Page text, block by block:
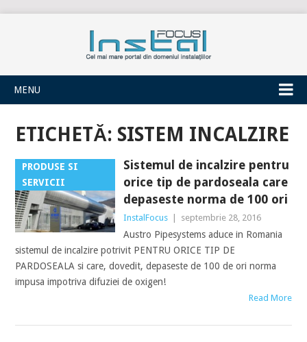
INSTALFOCUS
MENU
ETICHETĂ: SISTEM INCALZIRE
PRODUSE SI
SERVICII
Sistemul de incalzire pentru
orice tip de pardoseala care
depaseste norma de 100 ori
InstalFocus septembrie 28, 2016
Austro Pipesystems aduce in Romania
sistemul de incalzire potrivit PENTRU ORICE TIP DE
PARDOSEALA si care, dovedit, depaseste de 100 de ori norma
impusa impotriva difuziei de oxigen!
Read More